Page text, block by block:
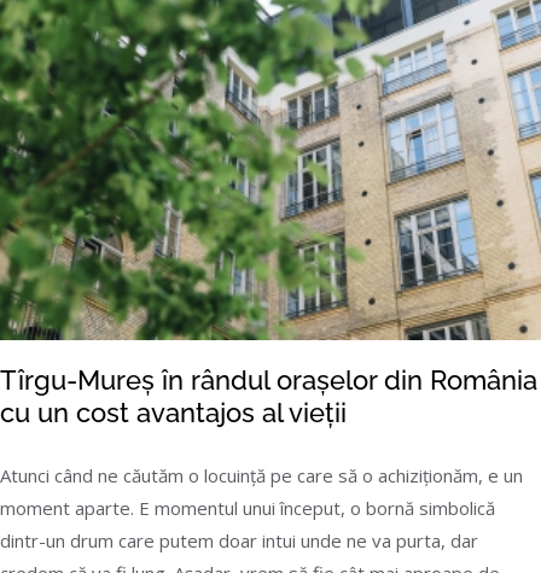
Tîrgu-Mureș în rândul orașelor din România
cu un cost avantajos al vieții
Tîrgu-Mureș în rândul orașelor din România
cu un cost avantajos al vieții
Atunci când ne căutăm o locuință pe care să o achiziționăm, e un
moment aparte. E momentul unui început, o bornă simbolică
dintr-un drum care putem doar intui unde ne va purta, dar